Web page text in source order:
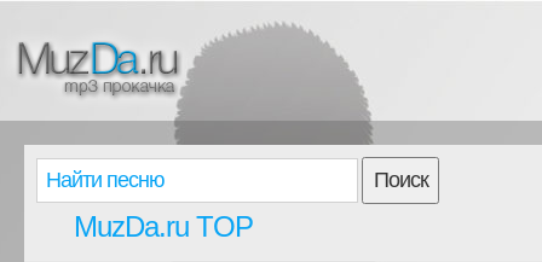
Поиск
MuzDa.ru TOP